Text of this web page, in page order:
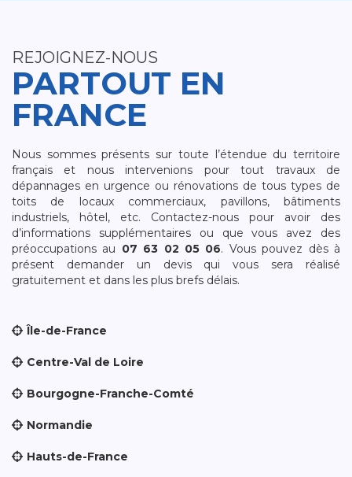
REJOIGNEZ-NOUS
PARTOUT EN
FRANCE
Nous sommes présents sur toute l’étendue du territoire
français et nous intervenions pour tout travaux de
dépannages en urgence ou rénovations de tous types de
toits de locaux commerciaux, pavillons, bâtiments
industriels, hôtel, etc. Contactez-nous pour avoir des
d’informations supplémentaires ou que vous avez des
préoccupations au 07 63 02 05 06. Vous pouvez dès à
présent demander un devis qui vous sera réalisé
gratuitement et dans les plus brefs délais.
Île-de-France
Centre-Val de Loire
Bourgogne-Franche-Comté
Normandie
Hauts-de-France